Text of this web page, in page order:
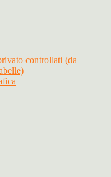
controllati (da